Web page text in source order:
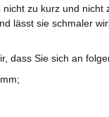
zu kurz und
lässt sie schmaler
dass Sie sich an